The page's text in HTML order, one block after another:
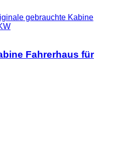
gebrauchte Kabine
Fahrerhaus für